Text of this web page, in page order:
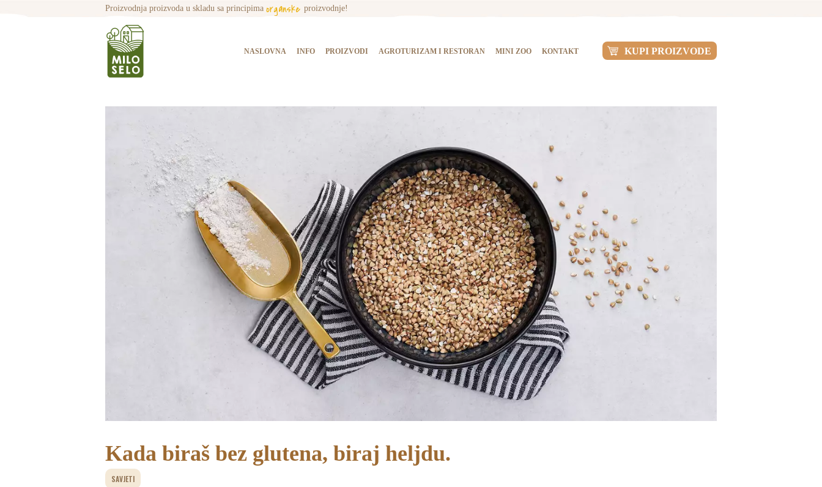
Proizvodnja proizvoda u skladu sa principima organske proizvodnje!
NASLOVNA INFO PROIZVODI AGROTURIZAM I RESTORAN MINI ZOO KONTAKT KUPI PROIZVODE
NASLOVNA
INFO
AGROTURIZAM I
RESTORAN
MINI ZOO
KONTAKT
KUPI PROIZVODE
Kada biraš bez glutena, biraj heljdu.
SAVJETI